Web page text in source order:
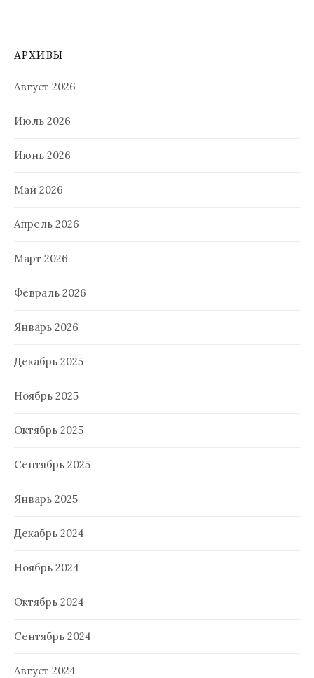
АРХИВЫ
Август 2026
Июль 2026
Июнь 2026
Май 2026
Апрель 2026
Март 2026
Февраль 2026
Январь 2026
Декабрь 2025
Ноябрь 2025
Октябрь 2025
Сентябрь 2025
Январь 2025
Декабрь 2024
Ноябрь 2024
Октябрь 2024
Сентябрь 2024
Август 2024